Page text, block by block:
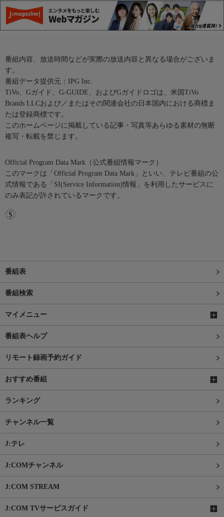
番組内容、放送時間などが実際の放送内容と異なる場合がございま
す。
番組データ提供元：IPG Inc.
TiVo、Gガイド、G-GUIDE、およびGガイドロゴは、米国TiVo
Brands LLCおよび／またはその関連会社の日本国内における商標ま
たは登録商標です。
このホームページに掲載している記事・写真等あらゆる素材の無断
複写・転載を禁じます。
Official Program Data Mark（公式番組情報マーク）
このマークは「Official Program Data Mark」といい、テレビ番組の公
式情報である「SI(Service Information)情報」を利用したサービスに
のみ表記が許されているマークです。
番組表
番組検索
マイメニュー
番組表ヘルプ
リモート録画予約ガイド
おすすめ番組
ランキング
チャンネル一覧
J:テレ
J:COMチャンネル
J:COM STREAM
J:COM TVサービスガイド